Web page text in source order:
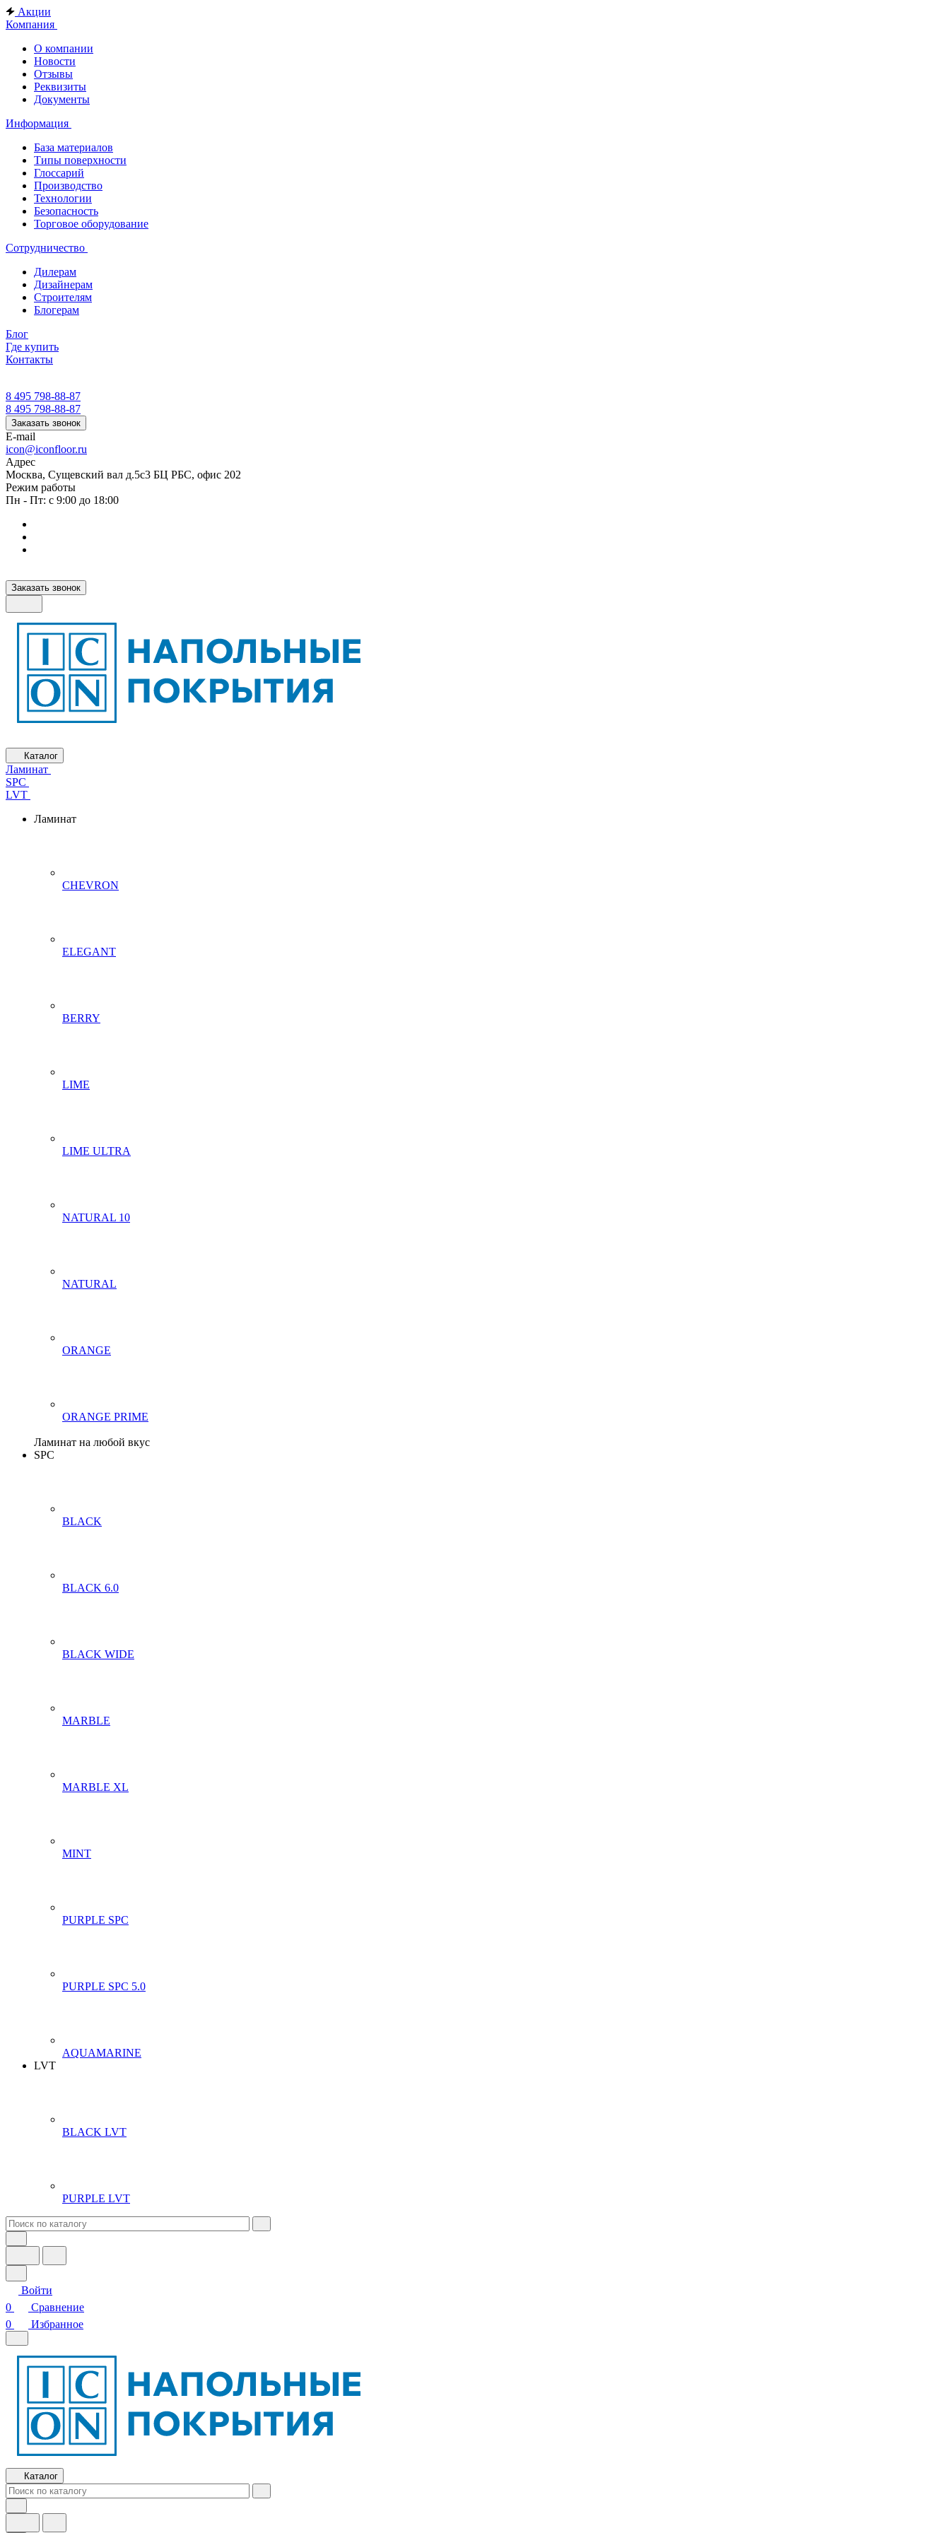
Акции
Компания
О компании
Новости
Отзывы
Реквизиты
Документы
Информация
База материалов
Типы поверхности
Глоссарий
Производство
Технологии
Безопасность
Торговое оборудование
Сотрудничество
Дилерам
Дизайнерам
Строителям
Блогерам
Блог
Где купить
Контакты
8 495 798-88-87
8 495 798-88-87
Заказать звонок
E-mail
icon@iconfloor.ru
Адрес
Москва, Сущевский вал д.5с3 БЦ РБС, офис 202
Режим работы
Пн - Пт: с 9:00 до 18:00
Заказать звонок
Каталог
Ламинат
SPC
LVT
Ламинат
CHEVRON
ELEGANT
BERRY
LIME
LIME ULTRA
NATURAL 10
NATURAL
ORANGE
ORANGE PRIME
Ламинат на любой вкус
SPC
BLACK
BLACK 6.0
BLACK WIDE
MARBLE
MARBLE XL
MINT
PURPLE SPC
PURPLE SPC 5.0
AQUAMARINE
LVT
BLACK LVT
PURPLE LVT
Войти
0
Сравнение
0
Избранное
Каталог